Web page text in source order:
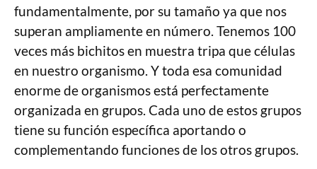
fundamentalmente, por su tamaño ya que nos
superan ampliamente en número. Tenemos 100
veces más bichitos en muestra tripa que células
en nuestro organismo. Y toda esa comunidad
enorme de organismos está perfectamente
organizada en grupos. Cada uno de estos grupos
tiene su función específica aportando o
complementando funciones de los otros grupos.